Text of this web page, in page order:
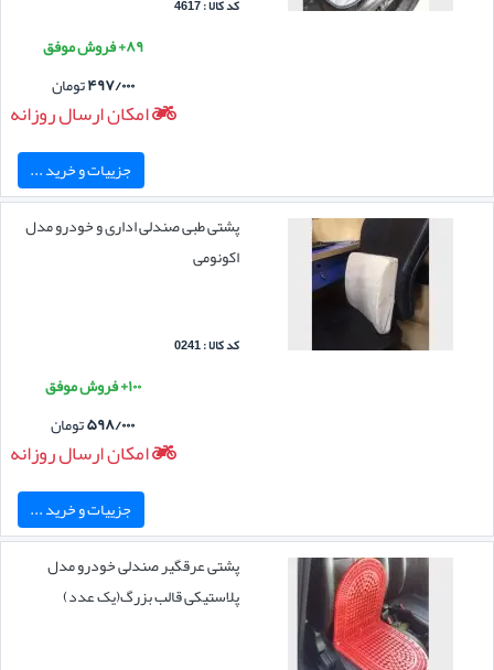
کد کالا : 4617
۸۹+ فروش موفق
۴۹۷/۰۰۰تومان
امکان ارسال روزانه
جزییات و خرید ...
پشتی طبی صندلی اداری و خودرو مدل
اکونومی
کد کالا : 0241
۱۰۰+ فروش موفق
۵۹۸/۰۰۰تومان
امکان ارسال روزانه
جزییات و خرید ...
پشتی عرقگیر صندلی خودرو مدل
پلاستیکی قالب بزرگ(یک عدد)